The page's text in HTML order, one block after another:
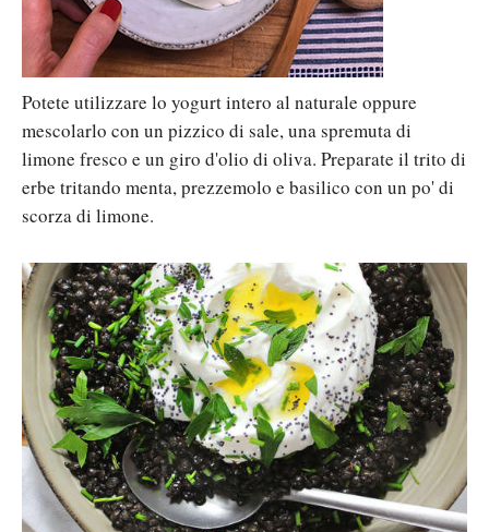
Potete utilizzare lo yogurt intero al naturale oppure
mescolarlo con un pizzico di sale, una spremuta di
limone fresco e un giro d'olio di oliva. Preparate il trito di
erbe tritando menta, prezzemolo e basilico con un po' di
scorza di limone.